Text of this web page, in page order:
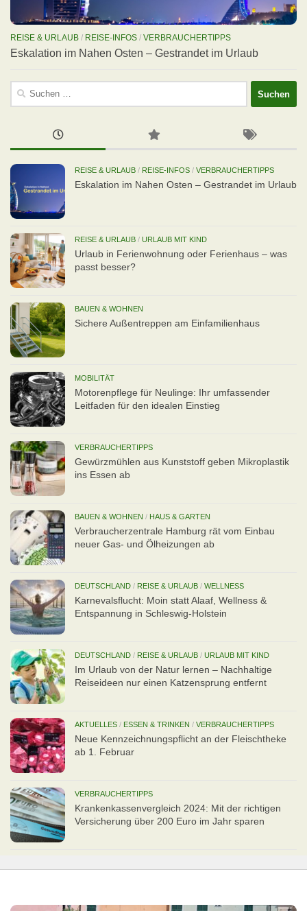
REISE & URLAUB / REISE-INFOS / VERBRAUCHERTIPPS
Eskalation im Nahen Osten – Gestrandet im Urlaub
Suchen
REISE & URLAUB / REISE-INFOS / VERBRAUCHERTIPPS
Eskalation im Nahen Osten – Gestrandet im Urlaub
REISE & URLAUB / URLAUB MIT KIND
Urlaub in Ferienwohnung oder Ferienhaus – was
passt besser?
BAUEN & WOHNEN
Sichere Außentreppen am Einfamilienhaus
MOBILITÄT
Motorenpflege für Neulinge: Ihr umfassender
Leitfaden für den idealen Einstieg
VERBRAUCHERTIPPS
Gewürzmühlen aus Kunststoff geben Mikroplastik
ins Essen ab
BAUEN & WOHNEN / HAUS & GARTEN
Verbraucherzentrale Hamburg rät vom Einbau
neuer Gas- und Ölheizungen ab
DEUTSCHLAND / REISE & URLAUB / WELLNESS
Karnevalsflucht: Moin statt Alaaf, Wellness &
Entspannung in Schleswig-Holstein
DEUTSCHLAND / REISE & URLAUB / URLAUB MIT KIND
Im Urlaub von der Natur lernen – Nachhaltige
Reiseideen nur einen Katzensprung entfernt
AKTUELLES / ESSEN & TRINKEN / VERBRAUCHERTIPPS
Neue Kennzeichnungspflicht an der Fleischtheke
ab 1. Februar
VERBRAUCHERTIPPS
Kran­ken­kas­senvergleich 2024: Mit der richtigen
Ver­si­che­rung über 200 Euro im Jahr sparen